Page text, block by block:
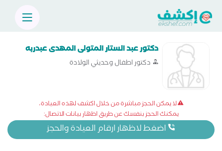
دكتور عبد الستار المتولى المهدى عبدربه
دكتور اطفال وحديثي الولادة
لا يمكن الحجز مباشرة من خلال اكشف لهذه العيادة،
يمكنك الحجز بنفسك عن طريق اظهار بيانات الاتصال:
اضغط لاظهار ارقام العيادة والحجز